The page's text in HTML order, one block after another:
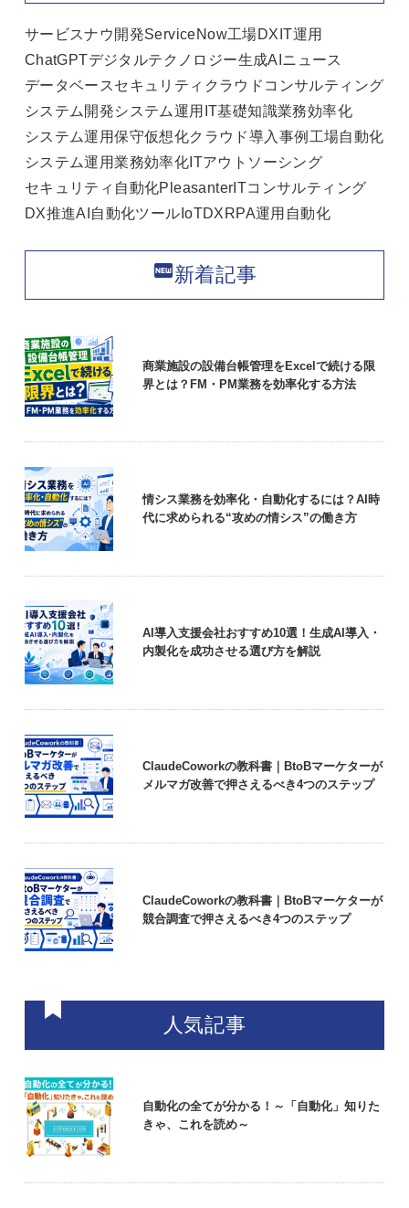
サービスナウ 開発ServiceNow工場DX IT運用
ChatGPTデジタルテクノロジー生成AI ニュース
データベースセキュリティ クラウド コンサルティング
システム開発システム運用 IT基礎知識業務効率化
システム運用保守仮想化クラウド導入事例 工場自動化
システム運用業務効率化 ITアウトソーシング
セキュリティ 自動化Pleasanter ITコンサルティング
DX推進AI 自動化ツール IoTDX RPA運用自動化
fiber_new新着記事
商業施設の設備台帳管理をExcelで続ける限
界とは？FM・PM業務を効率化する方法
情シス業務を効率化・自動化するには？AI時
代に求められる“攻めの情シス”の働き方
AI導入支援会社おすすめ10選！生成AI導入・
内製化を成功させる選び方を解説
ClaudeCoworkの教科書｜BtoBマーケターが
メルマガ改善で押さえるべき4つのステップ
ClaudeCoworkの教科書｜BtoBマーケターが
競合調査で押さえるべき4つのステップ
人気記事
自動化の全てが分かる！～「自動化」知りた
きゃ、これを読め～